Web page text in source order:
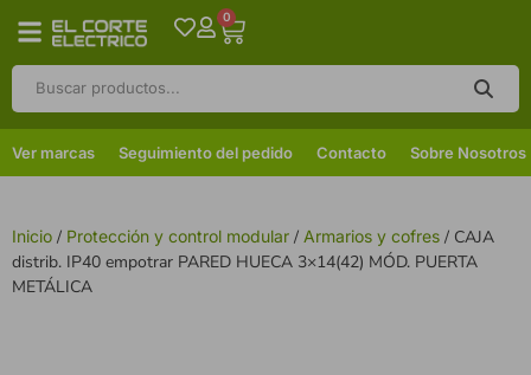
0
Ver marcas Seguimiento del pedido Contacto Sobre Nosotros
Inicio / Protección y control modular / Armarios y cofres / CAJA
distrib. IP40 empotrar PARED HUECA 3×14(42) MÓD. PUERTA
METÁLICA